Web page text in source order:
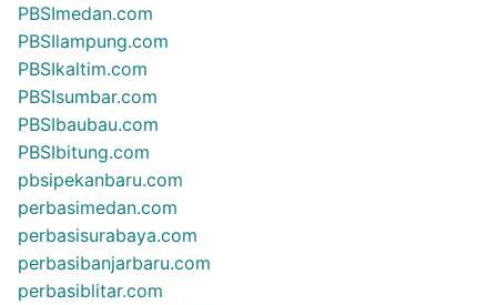
PBSImedan.com
PBSIlampung.com
PBSIkaltim.com
PBSIsumbar.com
PBSIbaubau.com
PBSIbitung.com
pbsipekanbaru.com
perbasimedan.com
perbasisurabaya.com
perbasibanjarbaru.com
perbasiblitar.com